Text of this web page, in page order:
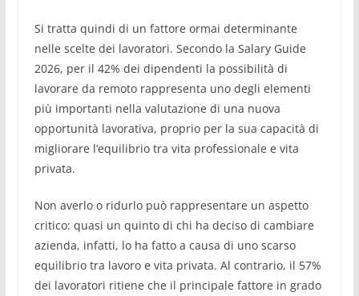
Si tratta quindi di un fattore ormai determinante
nelle scelte dei lavoratori. Secondo la Salary Guide
2026, per il 42% dei dipendenti la possibilità di
lavorare da remoto rappresenta uno degli elementi
più importanti nella valutazione di una nuova
opportunità lavorativa, proprio per la sua capacità di
migliorare l’equilibrio tra vita professionale e vita
privata.
Non averlo o ridurlo può rappresentare un aspetto
critico: quasi un quinto di chi ha deciso di cambiare
azienda, infatti, lo ha fatto a causa di uno scarso
equilibrio tra lavoro e vita privata. Al contrario, il 57%
dei lavoratori ritiene che il principale fattore in grado